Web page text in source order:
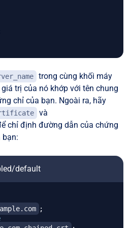
trong cùng khối máy
trị của nó khớp với tên chung
chỉ của bạn. Ngoài ra, hãy
và
chỉ định đường dẫn của chứng
bạn:
default
;